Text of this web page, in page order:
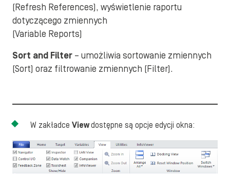
(Refresh References), wyświetlenie raportu
dotyczącego zmiennych
(Variable Reports)
Sort and Filter – umożliwia sortowanie zmiennych
(Sort) oraz filtrowanie zmiennych (Filter).
W zakładce Viewdostępne są opcje edycji okna: